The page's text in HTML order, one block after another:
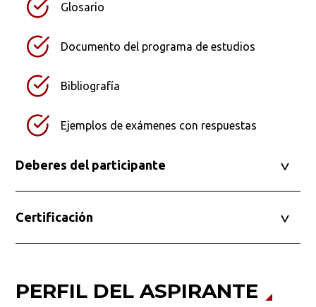
Glosario
Documento del programa de estudios
Bibliografía
Ejemplos de exámenes con respuestas
Deberes del participante
Certificación
PERFIL DEL ASPIRANTE